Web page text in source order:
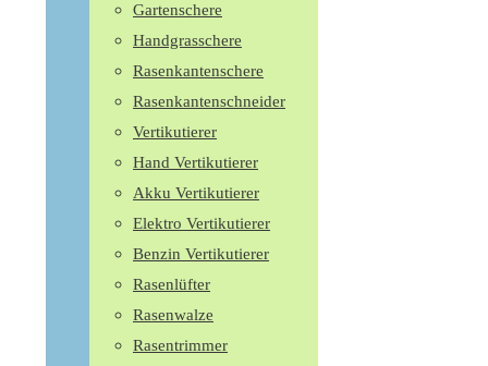
einzuklappen
Gartenschere
Handgrasschere
Rasenkantenschere
Rasenkantenschneider
Vertikutierer
Hand Vertikutierer
Akku Vertikutierer
Elektro Vertikutierer
Benzin Vertikutierer
Rasenlüfter
Rasenwalze
Rasentrimmer